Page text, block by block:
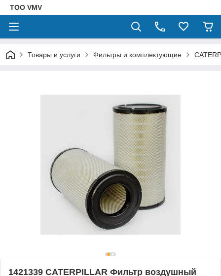
ТОО VMV
Товары и услуги Фильтры и комплектующие
1421339 CATERPILLAR Фильтр воздушный